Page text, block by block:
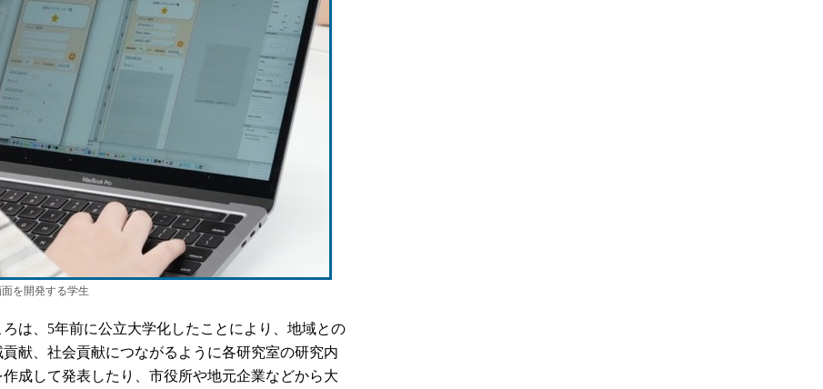
面を開発する学生
は、5年前に公立大学化したことにより、地域との
献、社会貢献につながるように各研究室の研究内
成して発表したり、市役所や地元企業などから大